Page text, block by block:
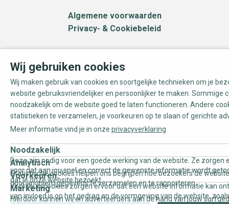
Algemene voorwaarden
Privacy- & Cookiebeleid
Wij gebruiken cookies
Wij maken gebruik van cookies en soortgelijke technieken om je
website gebruiksvriendelijker en persoonlijker te maken. Sommige
noodzakelijk om de website goed te laten functioneren. Andere
statistieken te verzamelen, je voorkeuren op te slaan of gerichte
Meer informatie vind je in onze privacyverklaring
Noodzakelijk
Deze zijn nodig voor een goede werking van de website. Ze zorgen
voor dat aan jou snel en correct de gewenste informatie wordt
dat je onze website bezoekt.
Analytisch
Statistische cookies helpen ons begrijpen hoe bezoekers de
door anoniem gegevens te verzamelen en te rapporteren.
Voorkeuren
Voorkeurscookies zorgen ervoor dat een website informatie kan
van invloed is op het gedrag en de vormgeving van de website,
Marketing
Hierdoor kunnen wij en adverteerders aan de hand van jouw